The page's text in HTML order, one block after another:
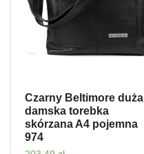
Czarny Beltimore duża
damska torebka
skórzana A4 pojemna
974